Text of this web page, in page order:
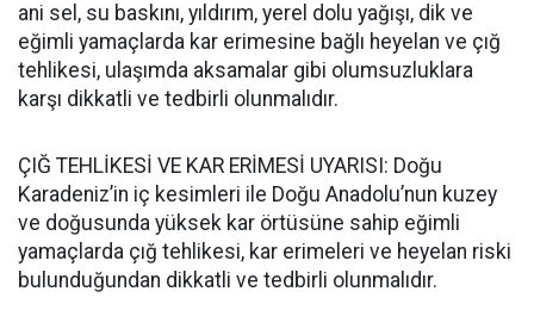
ani sel, su baskını, yıldırım, yerel dolu yağışı, dik ve
eğimli yamaçlarda kar erimesine bağlı heyelan ve çığ
tehlikesi, ulaşımda aksamalar gibi olumsuzluklara
karşı dikkatli ve tedbirli olunmalıdır.
ÇIĞ TEHLİKESİ VE KAR ERİMESİ UYARISI: Doğu
Karadeniz’in iç kesimleri ile Doğu Anadolu’nun kuzey
ve doğusunda yüksek kar örtüsüne sahip eğimli
yamaçlarda çığ tehlikesi, kar erimeleri ve heyelan riski
bulunduğundan dikkatli ve tedbirli olunmalıdır.